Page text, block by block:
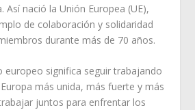
Así nació la Unión Europea (UE),
de colaboración y solidaridad
durante más de 70 años.
europeo significa seguir trabajando
más unida, más fuerte y más
juntos para enfrentar los